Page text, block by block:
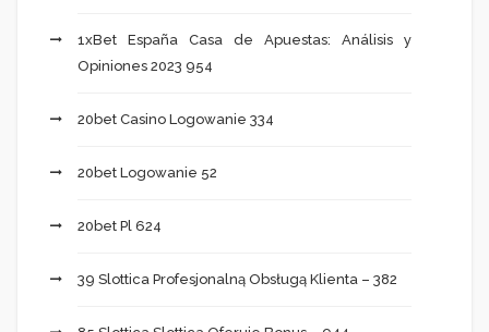
1xBet España Casa de Apuestas: Análisis y
Opiniones 2023 954
20bet Casino Logowanie 334
20bet Logowanie 52
20bet Pl 624
39 Slottica Profesjonalną Obsługą Klienta – 382